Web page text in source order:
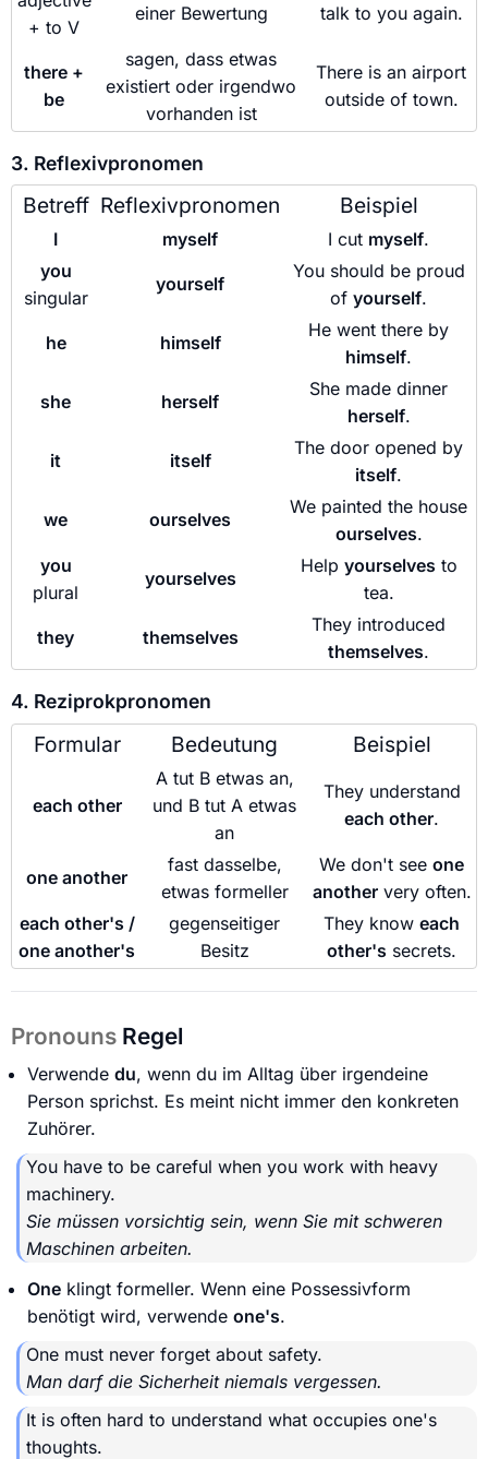
+ to V
einer Bewertung
talk to you again.
there +
be
sagen, dass etwas
existiert oder irgendwo
vorhanden ist
There is an airport
outside of town.
3. Reflexivpronomen
Betreff Reflexivpronomen Beispiel
I myself I cut myself.
you
singular
yourself
You should be proud
of yourself.
he himself
He went there by
himself.
she herself
She made dinner
herself.
it itself
The door opened by
itself.
we ourselves
We painted the house
ourselves.
you
plural
yourselves
Help yourselves to
tea.
they themselves
They introduced
themselves.
4. Reziprokpronomen
Formular Bedeutung Beispiel
each other
A tut B etwas an,
und B tut A etwas
an
They understand
each other.
one another
fast dasselbe,
etwas formeller
We don't see one
anothervery often.
each other's /
one another's
gegenseitiger
Besitz
They know each
other's secrets.
Pronouns Regel
Verwende du, wenn du im Alltag über irgendeine
Person sprichst. Es meint nicht immer den konkreten
Zuhörer.
You have to be careful when you work with heavy
machinery.
Sie müssen vorsichtig sein, wenn Sie mit schweren
Maschinen arbeiten.
One klingt formeller. Wenn eine Possessivform
benötigt wird, verwende one's.
One must never forget about safety.
Man darf die Sicherheit niemals vergessen.
It is often hard to understand what occupies one's
thoughts.